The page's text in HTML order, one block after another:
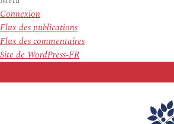
Connexion
Flux des publications
Flux des commentaires
Site de WordPress-FR